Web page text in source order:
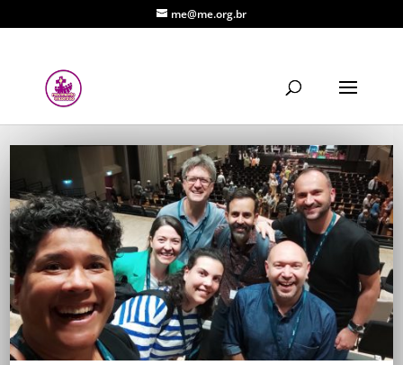
me@me.org.br